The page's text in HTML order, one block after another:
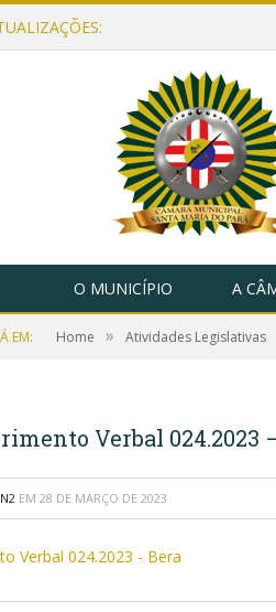
O MUNICÍPIO A
EM: Home » Atividades Legislativas
Verbal 024.2023
EM 28 DE MARÇO DE 2023
Verbal 024.2023 - Bera